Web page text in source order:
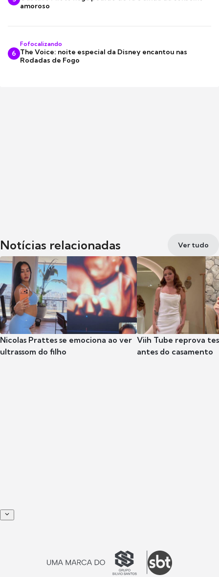
amoroso
6
Fofocalizando
The Voice: noite especial da Disney encantou nas
Rodadas de Fogo
Notícias relacionadas Ver tudo
Nicolas Prattes se emociona ao ver
ultrassom do filho
Viih Tube reprova
antes do casamento